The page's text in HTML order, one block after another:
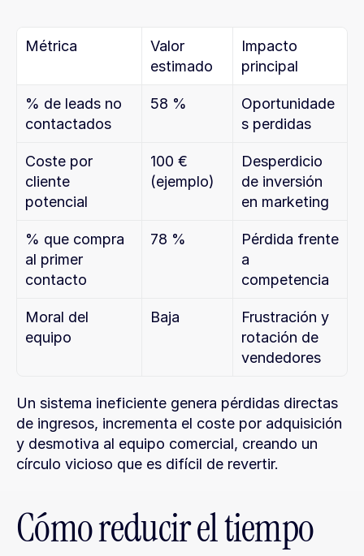
Métrica
Valor
estimado
Impacto
principal
% de leads no
contactados
58 %
Oportunidade
s perdidas
Coste por
cliente
potencial
100 €
(ejemplo)
Desperdicio
de inversión
en marketing
% que compra
al primer
contacto
78 %
Pérdida frente
a
competencia
Moral del
equipo
Baja
Frustración y
rotación de
vendedores
Un sistema ineficiente genera pérdidas directas
de ingresos, incrementa el coste por adquisición
y desmotiva al equipo comercial, creando un
círculo vicioso que es difícil de revertir.
Cómo reducir el tiempo